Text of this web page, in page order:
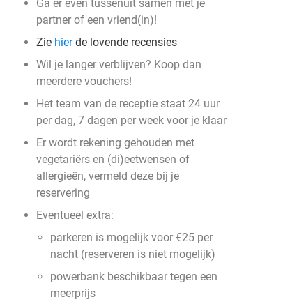
Ga er even tussenuit samen met je
partner of een vriend(in)!
Zie hierde lovende recensies
Wil je langer verblijven? Koop dan
meerdere vouchers!
Het team van de receptie staat 24 uur
per dag, 7 dagen per week voor je klaar
Er wordt rekening gehouden met
vegetariërs en (di)eetwensen of
allergieën, vermeld deze bij je
reservering
Eventueel extra:
parkeren is mogelijk voor €25 per
nacht (reserveren is niet mogelijk)
powerbank beschikbaar tegen een
meerprijs